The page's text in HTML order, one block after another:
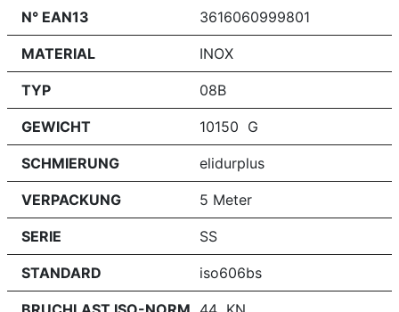
N° EAN13 3616060999801
MATERIAL INOX
TYP 08B
GEWICHT 10150 G
SCHMIERUNG elidurplus
VERPACKUNG 5 Meter
SERIE SS
STANDARD iso606bs